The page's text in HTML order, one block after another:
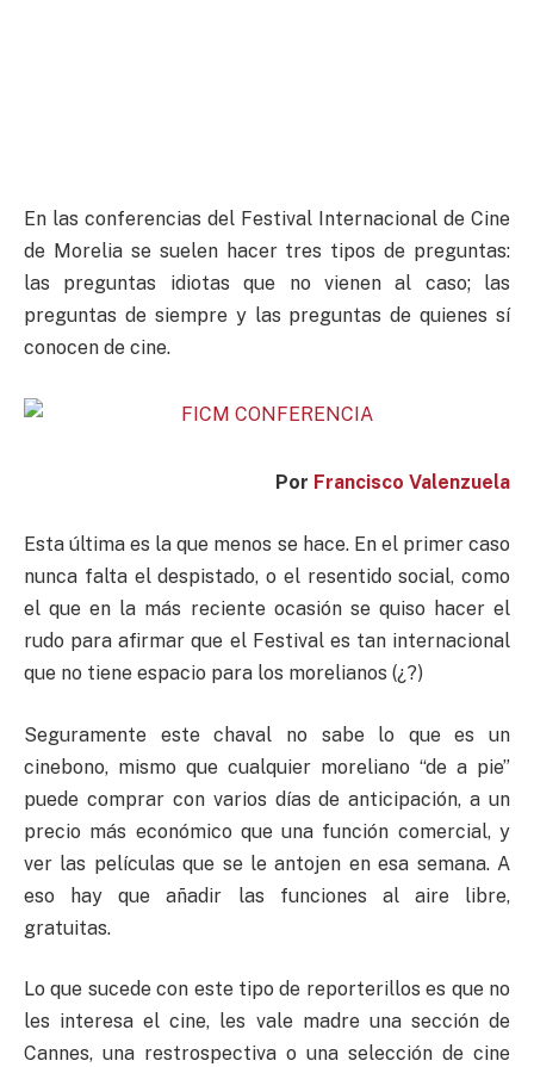
En las conferencias del Festival Internacional de Cine
de Morelia se suelen hacer tres tipos de preguntas:
las preguntas idiotas que no vienen al caso; las
preguntas de siempre y las preguntas de quienes sí
conocen de cine.
Por Francisco Valenzuela
Esta última es la que menos se hace. En el primer caso
nunca falta el despistado, o el resentido social, como
el que en la más reciente ocasión se quiso hacer el
rudo para afirmar que el Festival es tan internacional
que no tiene espacio para los morelianos (¿?)
Seguramente este chaval no sabe lo que es un
cinebono, mismo que cualquier moreliano “de a pie”
puede comprar con varios días de anticipación, a un
precio más económico que una función comercial, y
ver las películas que se le antojen en esa semana. A
eso hay que añadir las funciones al aire libre,
gratuitas.
Lo que sucede con este tipo de reporterillos es que no
les interesa el cine, les vale madre una sección de
Cannes, una restrospectiva o una selección de cine